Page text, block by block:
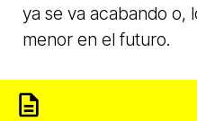
ya se va acabando o,
menor en el futuro.